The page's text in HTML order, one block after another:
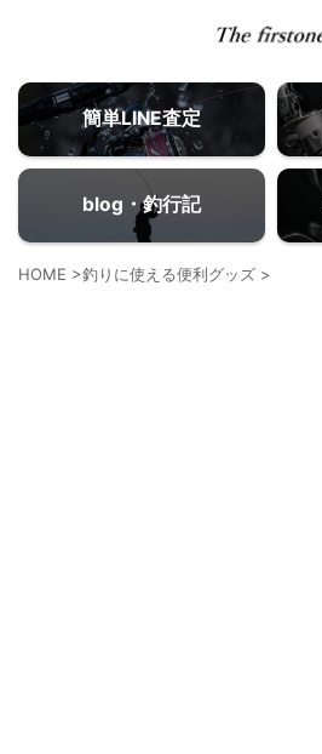
簡単LINE査定
blog・釣行記
HOME >釣りに使える便利グッズ >